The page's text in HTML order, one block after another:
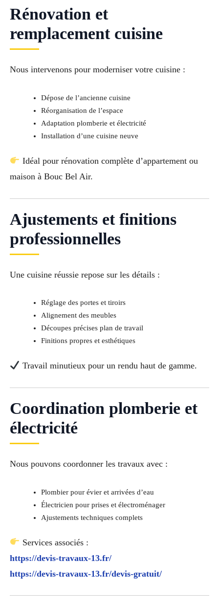
Rénovation et
remplacement cuisine
Nous intervenons pour moderniser votre cuisine :
Dépose de l’ancienne cuisine
Réorganisation de l’espace
Adaptation plomberie et électricité
Installation d’une cuisine neuve
Idéal pour rénovation complète d’appartement ou
maison à Bouc Bel Air.
Ajustements et finitions
professionnelles
Une cuisine réussie repose sur les détails :
Réglage des portes et tiroirs
Alignement des meubles
Découpes précises plan de travail
Finitions propres et esthétiques
Travail minutieux pour un rendu haut de gamme.
Coordination plomberie et
électricité
Nous pouvons coordonner les travaux avec :
Plombier pour évier et arrivées d’eau
Électricien pour prises et électroménager
Ajustements techniques complets
Services associés :
https://devis-travaux-13.fr/
https://devis-travaux-13.fr/devis-gratuit/